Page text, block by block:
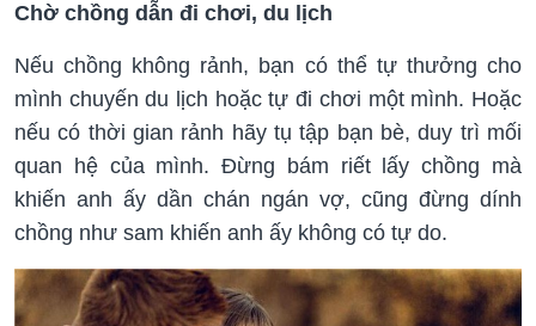
Chờ chồng dẫn đi chơi, du lịch
Nếu chồng không rảnh, bạn có thể tự thưởng cho
mình chuyến du lịch hoặc tự đi chơi một mình. Hoặc
nếu có thời gian rảnh hãy tụ tập bạn bè, duy trì mối
quan hệ của mình. Đừng bám riết lấy chồng mà
khiến anh ấy dần chán ngán vợ, cũng đừng dính
chồng như sam khiến anh ấy không có tự do.